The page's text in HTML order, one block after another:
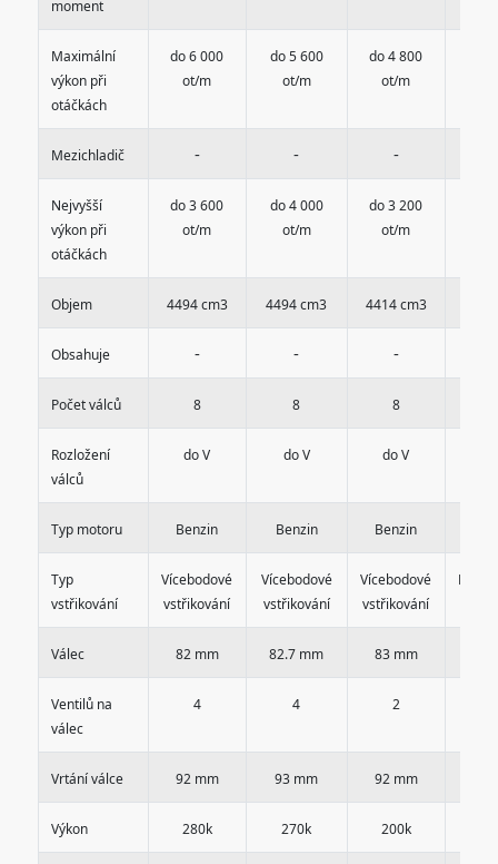
moment
Maximální
výkon při
otáčkách
do 6 000
ot/m
do 5 600
ot/m
do 4 800
ot/m
Mezichladič - - -
Nejvyšší
výkon při
otáčkách
do 3 600
ot/m
do 4 000
ot/m
do 3 200
ot/m
Objem 4494 cm3 4494 cm3 4414 cm3
Obsahuje - - -
Počet válců 8 8 8
Rozložení
válců
do V do V do V
Typ motoru Benzin Benzin Benzin
Typ
vstřikování
Vícebodové
vstřikování
Vícebodové
vstřikování
Vícebodové
vstřikování
Válec 82 mm 82.7 mm 83 mm
Ventilů na
válec
4 4 2
Vrtání válce 92 mm 93 mm 92 mm
Výkon 280k 270k 200k